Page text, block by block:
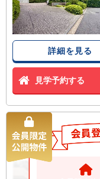
詳細を見る
見学予約する
新築一戸建て